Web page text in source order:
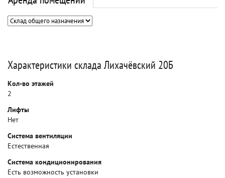
Характеристики склада Лихачёвский 20Б
Кол-во этажей
2
Лифты
Нет
Система вентиляции
Естественная
Система кондиционирования
Есть возможность установки